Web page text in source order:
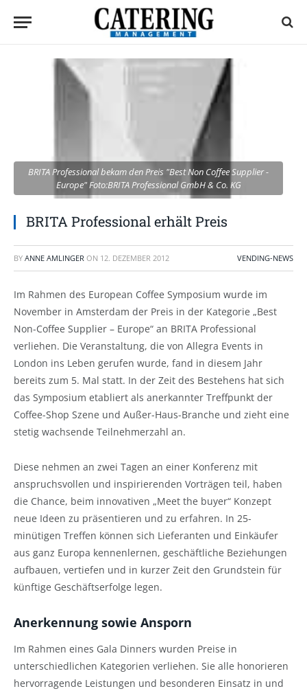
BRITA Professional bekam den Preis "Best Non Coffee Supplier -
Europe" Foto:BRITA Professional GmbH & Co. KG
BRITA Professional erhält Preis
BY ANNE AMLINGER ON 12. DEZEMBER 2012 VENDING-NEWS
Im Rahmen des European Coffee Symposium wurde im
November in Amsterdam der Preis in der Kategorie „Best
Non-Coffee Supplier – Europe“ an BRITA Professional
verliehen. Die Veranstaltung, die von Allegra Events in
London ins Leben gerufen wurde, fand in diesem Jahr
bereits zum 5. Mal statt. In der Zeit des Bestehens hat sich
das Symposium etabliert als anerkannter Treffpunkt der
Coffee-Shop Szene und Außer-Haus-Branche und zieht eine
stetig wachsende Teilnehmerzahl an.
Diese nehmen an zwei Tagen an einer Konferenz mit
anspruchsvollen und inspirierenden Vorträgen teil, haben
die Chance, beim innovativen „Meet the buyer“ Konzept
neue Ideen zu präsentieren und zu erfahren. In 25-
minütigen Treffen können sich Lieferanten und Einkäufer
aus ganz Europa kennenlernen, geschäftliche Beziehungen
aufbauen, vertiefen und in kurzer Zeit den Grundstein für
künftige Geschäftserfolge legen.
Anerkennung sowie Ansporn
Im Rahmen eines Gala Dinners wurden Preise in
unterschiedlichen Kategorien verliehen. Sie alle honorieren
hervorragende Leistungen und besonderen Einsatz in und